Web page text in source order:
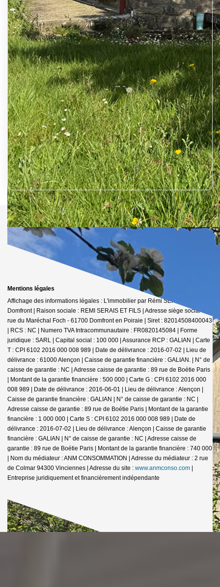
Mentions légales
Affichage des informations légales : L'immobilier par Rémi SERAIS -
Domfront | Raison sociale : REMI SERAIS ET FILS | Adresse siège social : 6
rue du Maréchal Foch - 61700 Domfront en Poiraie | Siret : 82014508400043
| RCS : NC | Numero TVA Intracommunautaire : FR0820145084 | Forme
juridique : SARL | Capital social : 100 000 | Assurance RCP : GALIAN | Carte
T : CPI 6102 2016 000 008 989 | Date de délivrance : 2016-07-02 | Lieu de
délivrance : 61000 Alençon | Caisse de garantie financière : GALIAN. | N° de
caisse de garantie : NC | Adresse caisse de garantie : 89 rue de Boétie Paris
| Montant de la garantie financière : 500 000 | Carte G : CPI 6102 2016 000
008 989 | Date de délivrance : 2016-06-01 | Lieu de délivrance : Alençon |
Caisse de garantie financière : GALIAN | N° de caisse de garantie : NC |
Adresse caisse de garantie : 89 rue de Boétie Paris | Montant de la garantie
financière : 1 000 000 | Carte S : CPI 6102 2016 000 008 989 | Date de
délivrance : 2016-07-02 | Lieu de délivrance : Alençon | Caisse de garantie
financière : GALIAN | N° de caisse de garantie : NC | Adresse caisse de
garantie : 89 rue de Boétie Paris | Montant de la garantie financière : 740 000
| Nom du médiateur : ANM CONSOMMATION | Adresse du médiateur : 2 rue
de Colmar 94300 Vinciennes | Adresse du site : www.anmconso.com |
Entreprise juridiquement et financièrement indépendante